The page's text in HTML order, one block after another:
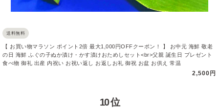
送料無料
【 お買い物マラソン ポイント2倍 最大1,000円OFFクーポン！ 】 お中元 海鮮 敬老
の日 海鮮 ふぐの子ぬか漬け・かす漬けおためしセット<br>父親 誕生日 プレゼント
食べ物 御礼 出産 内祝い お祝い返し お返しお礼 御祝 お盆 お供え 常温
2,500円
10 位